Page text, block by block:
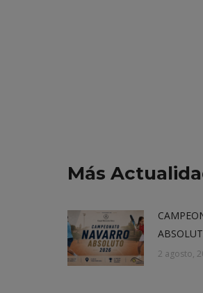
Más
2 agosto,